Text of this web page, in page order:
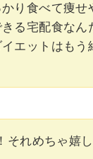
り食べて痩せ
る宅配食なん
エットはもう
それめちゃ嬉